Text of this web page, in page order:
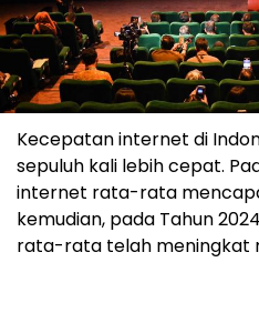
Kecepatan internet di
sepuluh kali lebih cepat.
internet rata-rata
kemudian, pada Tahun
rata-rata telah meningkat